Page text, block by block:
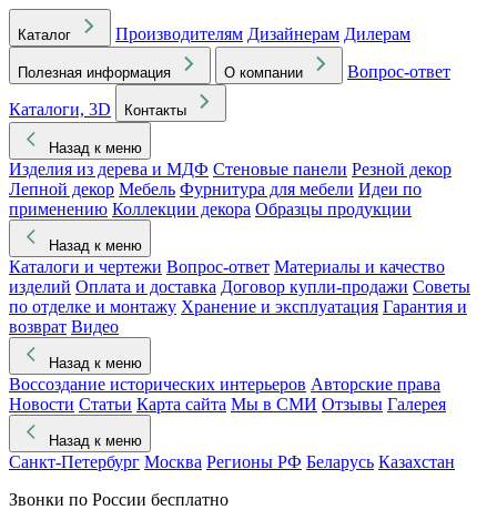
Каталог Производителям Дизайнерам Дилерам
Полезная информация О компании
Вопрос-ответ
Каталоги, 3D
Контакты
Назад к меню
Изделия из дерева и МДФ Стеновые панели Резной декор
Лепной декор Мебель Фурнитура для мебели Идеи по
применению Коллекции декора Образцы продукции
Назад к меню
Каталоги и чертежи Вопрос-ответ Материалы и качество
изделий Оплата и доставка Договор купли-продажи Советы
по отделке и монтажу Хранение и эксплуатация Гарантия и
возврат Видео
Назад к меню
Воссоздание исторических интерьеров Авторские права
Новости Статьи Карта сайта Мы в СМИ Отзывы Галерея
Назад к меню
Санкт-Петербург Москва Регионы РФ Беларусь Казахстан
Звонки по России бесплатно